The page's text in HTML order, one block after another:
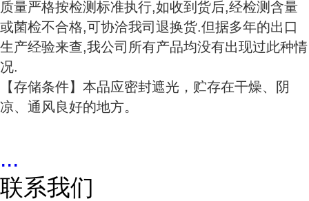
质量严格按检测标准执行,如收到货后,经检测含量
或菌检不合格,可协洽我司退换货.但据多年的出口
生产经验来查,我公司所有产品均没有出现过此种情
况.
【存储条件】本品应密封遮光，贮存在干燥、阴
凉、通风良好的地方。
...
联系我们